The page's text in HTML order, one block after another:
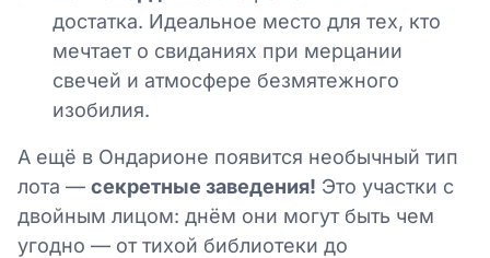
достатка. Идеальное место для тех, кто
мечтает о свиданиях при мерцании
свечей и атмосфере безмятежного
изобилия.
А ещё в Ондарионе появится необычный тип
лота — секретные заведения! Это участки с
двойным лицом: днём они могут быть чем
угодно — от тихой библиотеки до